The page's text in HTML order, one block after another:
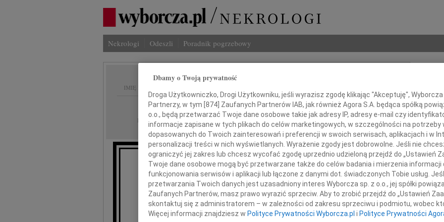
Nekrologi Odeszli Poradnik pogrzebowy
IMIĘ I NAZWISKO:
REGION: cała Polska
DATA EMISJI: 10.06.2026
Panu
Jarosławowi Chwiałkowskiemu
INNE
Z
Z
Z
Z
Dbamy o Twoją prywatność
Droga Użytkowniczko, Drogi Użytkowniku, jeśli wyrazisz zgodę klikając "Akceptuję",
Partnerzy, w tym [874] Zaufanych Partnerów IAB, jak również Agora S.A. będąca spółką
o.o., będą przetwarzać Twoje dane osobowe takie jak adresy IP, adresy e-mail czy
informacje zapisane w tych plikach do celów marketingowych, w szczególności na potrzeby
dopasowanych do Twoich zainteresowań i preferencji w swoich serwisach, aplikacjach i w
personalizacji treści w nich wyświetlanych. Wyrażenie zgody jest dobrowolne. Jeśli nie
ograniczyć jej zakres lub chcesz wycofać zgodę uprzednio udzieloną przejdź do „Ustawień
Twoje dane osobowe mogą być przetwarzane także do celów badania i mierzenia
funkcjonowania serwisów i aplikacji lub łączone z danymi dot. świadczonych Tobie usług.
przetwarzania Twoich danych jest uzasadniony interes Wyborcza sp. z o.o., jej spółki
Zaufanych Partnerów, masz prawo wyrazić sprzeciw. Aby to zrobić przejdź do „Ustawień
skontaktuj się z administratorem – w zależności od zakresu sprzeciwu i podmiotu, wobec
Więcej informacji znajdziesz w Polityce Prywatności Wyborcza.pl i Polityce Prywatności